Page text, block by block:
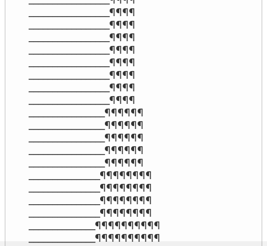
_________________¶¶¶¶
_________________¶¶¶¶
_________________¶¶¶¶
_________________¶¶¶¶
_________________¶¶¶¶
_________________¶¶¶¶
_________________¶¶¶¶
_________________¶¶¶¶
________________¶¶¶¶¶¶
________________¶¶¶¶¶¶
________________¶¶¶¶¶¶
________________¶¶¶¶¶¶
________________¶¶¶¶¶¶
_______________¶¶¶¶¶¶¶¶
_______________¶¶¶¶¶¶¶¶
_______________¶¶¶¶¶¶¶¶
_______________¶¶¶¶¶¶¶¶
______________¶¶¶¶¶¶¶¶¶¶
______________¶¶¶¶¶¶¶¶¶¶